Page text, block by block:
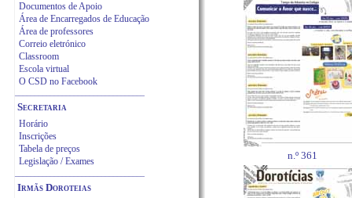
Documentos de Apoio
Área de Encarregados de Educação
Área de professores
Correio eletrónico
Classroom
Escola virtual
O CSD no Facebook
Secretaria
Horário
Inscrições
Tabela de preços
Legislação / Exames
Irmãs Doroteias
n.º 361